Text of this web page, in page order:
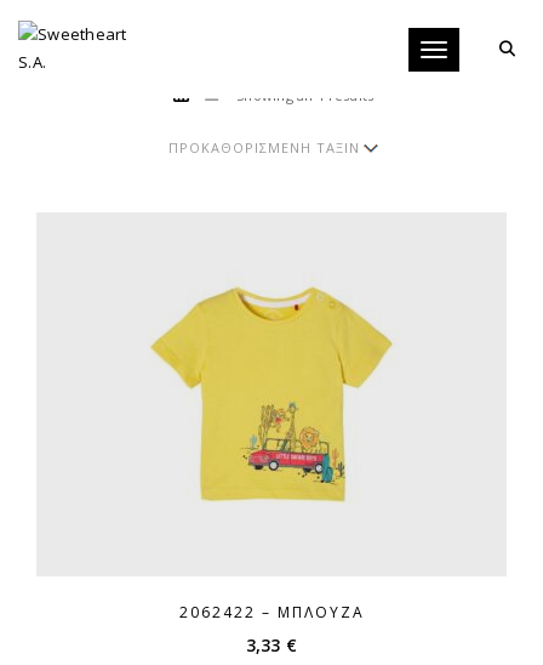
Toggle
Showing all 4 results
2062422 – ΜΠΛΟΎΖΑ
3,33 €